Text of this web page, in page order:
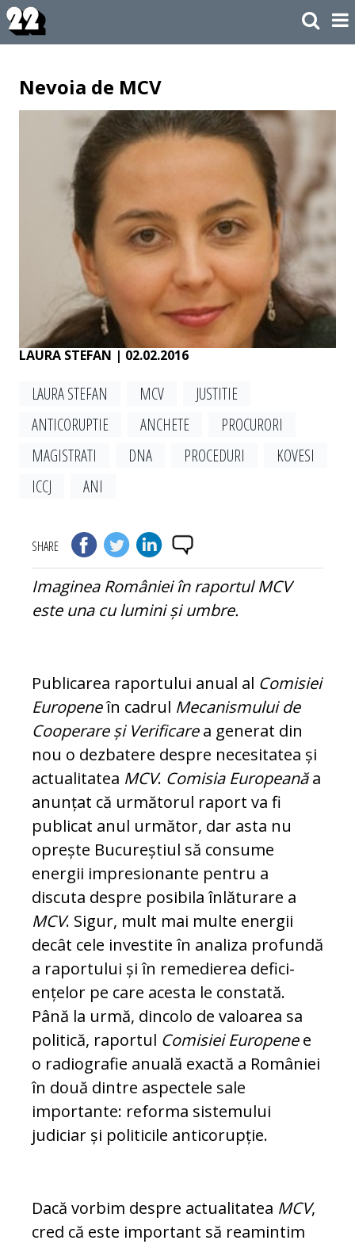
Nevoia de MCV
LAURA STEFAN | 02.02.2016
LAURA STEFAN MCV
JUSTITIE
ANTICORUPTIE
ANCHETE
PROCURORI
MAGISTRATI
DNA PROCEDURI
KOVESI
ICCJ
ANI
SHARE
Imaginea României în raportul MCV
este una cu lumini și umbre.
Publicarea raportului anual al Comisiei
Eu­ropeneîn cadrul Mecanismului de
Coo­perare și Verificarea generat din
nou o dezbatere despre necesitatea și
ac­tua­li­ta­tea MCV. Comisia Eu­ro­pea­năa
anunțat că următorul raport va fi
publicat anul următor, dar asta nu
opreș­te Bucureștiul să consume
energii impresionante pen­tru a
discuta despre po­si­bila înlăturare a
MCV. Si­gur, mult mai multe ener­gii
decât cele investite în analiza profundă
a ra­por­tu­lui și în remedierea de­fi­ci­
ențelor pe care acesta le constată.
Până la urmă, dincolo de valoarea sa
politică, ra­por­tul Comisiei Europenee
o radiografie anuală exactă a României
în două dintre aspectele sale
importante: reforma sis­te­mu­lui
judiciar și politicile anticorupție.
Dacă vorbim despre actualitatea MCV,
cred că este important să reamintim